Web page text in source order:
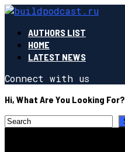
AUTHORS LIST
HOME
LATEST NEWS
Connect with us
Hi, What Are You Looking For?